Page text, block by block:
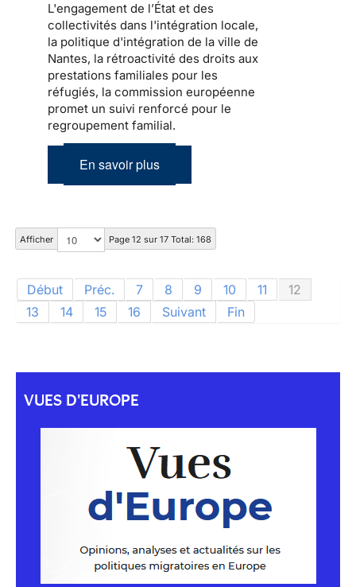
L'engagement de l’État et des
collectivités dans l'intégration locale,
la politique d'intégration de la ville de
Nantes, la rétroactivité des droits aux
prestations familiales pour les
réfugiés, la commission européenne
promet un suivi renforcé pour le
regroupement familial.
En savoir plus
Afficher Page 12 sur 17 Total: 168
Début Préc. 7 8 9 10 11
12
13
14 15 16 Suivant Fin
VUES D'EUROPE